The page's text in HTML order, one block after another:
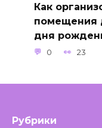
Как
помещения
дня
0 23
Рубрики